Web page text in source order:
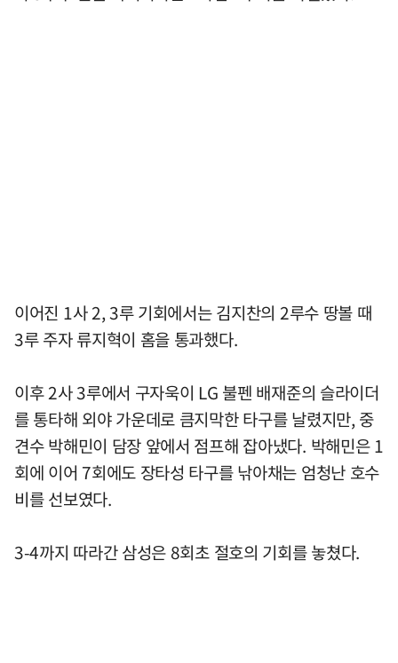
이어진 1사 2, 3루 기회에서는 김지찬의 2루수 땅볼 때
3루 주자 류지혁이 홈을 통과했다.
이후 2사 3루에서 구자욱이 LG 불펜 배재준의 슬라이더
를 통타해 외야 가운데로 큼지막한 타구를 날렸지만, 중
견수 박해민이 담장 앞에서 점프해 잡아냈다. 박해민은 1
회에 이어 7회에도 장타성 타구를 낚아채는 엄청난 호수
비를 선보였다.
3-4까지 따라간 삼성은 8회초 절호의 기회를 놓쳤다.